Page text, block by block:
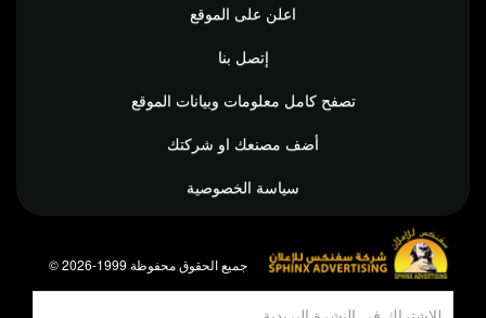
اعلن على الموقع
إتصل بنا
تصفح كامل معلومات وبيانات الموقع
أضف مصنعك او شركتك
سياسة الخصوصية
© جميع الحقوق محفوظة 1999-2026